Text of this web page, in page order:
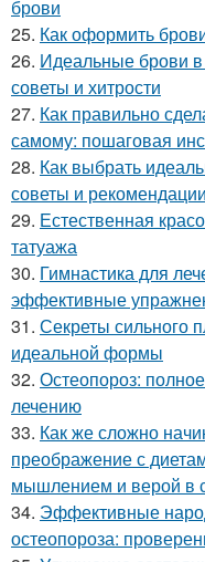
брови
25. Как оформить
26. Идеальные брови
советы и хитрости
27. Как правильно
самому: пошаговая
28. Как выбрать
советы и рекомендации
29. Естественная
татуажа
30. Гимнастика для
эффективные
31. Секреты сильного
идеальной формы
32. Остеопороз:
лечению
33. Как же сложно
преображение с
мышлением и верой в
34. Эффективные
остеопороза: